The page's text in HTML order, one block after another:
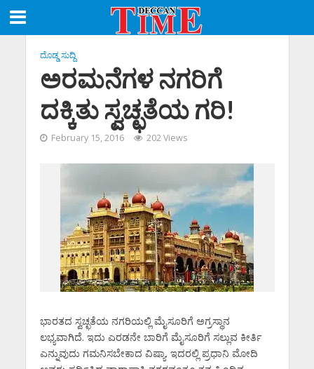
ದೊಡ್ಡ ಸುದ್ದಿ
ಅರಮನೆಗಳ ನಗರಿಗೆ
ದಕ್ಕಿತು ಸ್ವಚ್ಛತೆಯ ಗರಿ!
February 15, 2016 202 Views
ಭಾರತದ ಸ್ವಚ್ಛತೆಯ ನಗರಿಯಲ್ಲಿ ಮೈಸೂರಿಗೆ ಅಗ್ರಸ್ಥಾನ
ಲಭ್ಯವಾಗಿದೆ. ಇದು ಎರಡನೇ ಬಾರಿಗೆ ಮೈಸೂರಿಗೆ ಸಲ್ಲುವ ಕೀರ್ತಿ
ಎನ್ನುವುದು ಗಮನಿಸಬೇಕಾದ ವಿಷ್ಯಾ. ಇದರಲ್ಲಿ ಪ್ರಧಾನಿ ಮೋದಿ